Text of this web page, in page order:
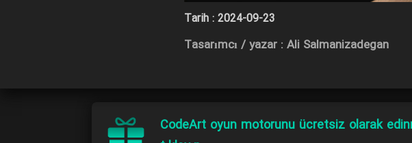
Tarih :2024-09-23
Tasarımcı / yazar : Ali Salmanizadegan
CodeArt oyun motorunu ücretsiz olarak